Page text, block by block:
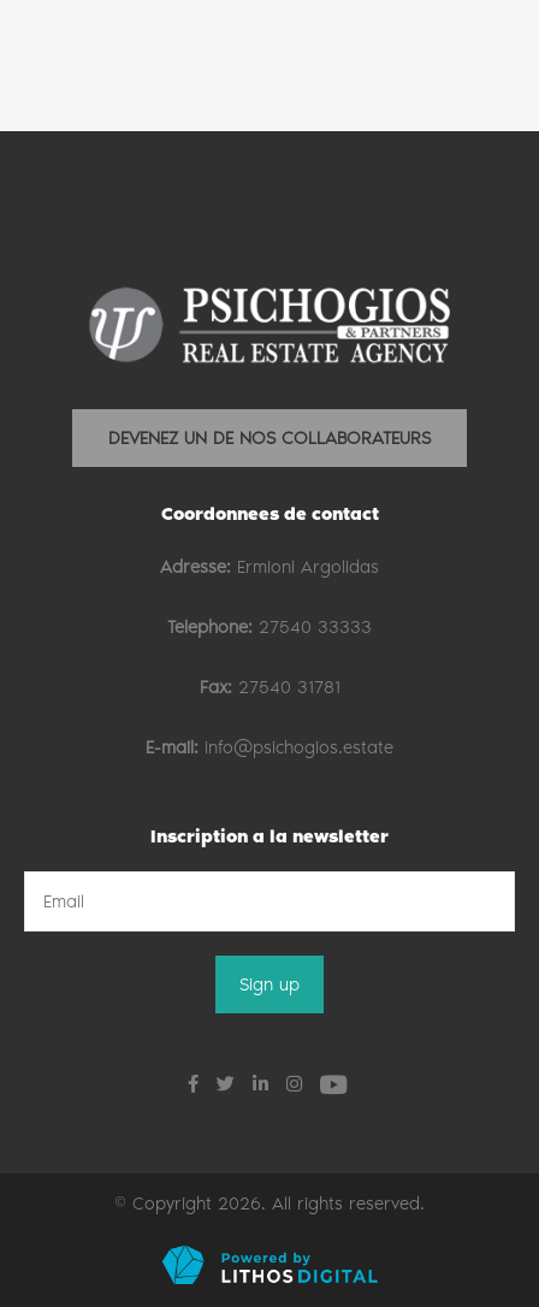
DEVENEZ UN DE NOS COLLABORATEURS
Coordonnees de contact
Adresse: Ermioni Argolidas
Telephone: 27540 33333
Fax: 27540 31781
E-mail: info@psichogios.estate
Inscription a la newsletter
© Copyright 2026. All rights reserved.